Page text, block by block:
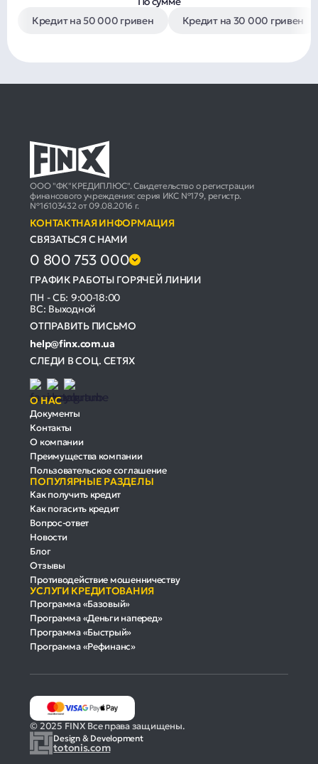
Кредит на 50 000 гривен
Кредит на 30 000 гривен
ООО "ФК"КРЕДИПЛЮС". Свидетельство о регистрации
финансового учреждения: серия ИКС №179, регистр.
№16103432 от 09.08.2016 г.
КОНТАКТНАЯ ИНФОРМАЦИЯ
СВЯЗАТЬСЯ С НАМИ
0 800 753 000
ГРАФИК РАБОТЫ ГОРЯЧЕЙ ЛИНИИ
ПН - СБ: 9:00-18:00
ВС: Выходной
ОТПРАВИТЬ ПИСЬМО
help@finx.com.ua
СЛЕДИ В СОЦ. СЕТЯХ
О НАС
Документы
Контакты
О компании
Преимущества компании
Пользовательское соглашение
ПОПУЛЯРНЫЕ РАЗДЕЛЫ
Как получить кредит
Как погасить кредит
Вопрос-ответ
Новости
Блог
Отзывы
Противодействие мошенничеству
УСЛУГИ КРЕДИТОВАНИЯ
Программа «Базовый»
Программа «Деньги наперед»
Программа «Быстрый»
Программа «Рефинанс»
Design & Development
totonis.com
© 2025 FINX Все права защищены.